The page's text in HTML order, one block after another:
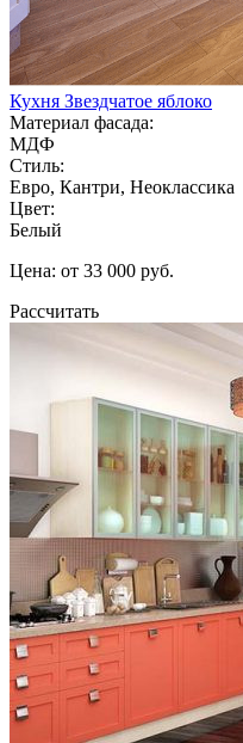
Кухня Звездчатое яблоко
Материал фасада:
МДФ
Стиль:
Евро, Кантри, Неоклассика
Цвет:
Белый
Цена: от 33 000 руб.
Рассчитать